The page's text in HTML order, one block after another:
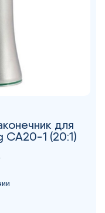
для
CA20-1 (20:1)